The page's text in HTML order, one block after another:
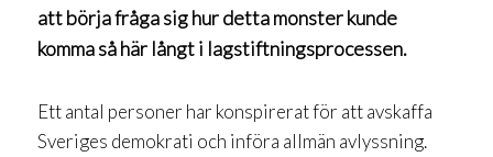
att börja fråga sig hur detta monster kunde
komma så här långt i lagstiftningsprocessen.
Ett antal personer har konspirerat för att avskaffa
Sveriges demokrati och införa allmän avlyssning.